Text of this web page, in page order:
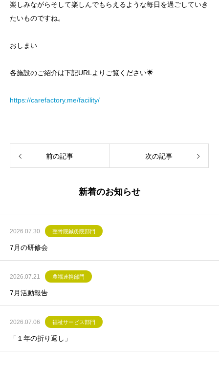
楽しみながらそして楽しんでもらえるような毎日を過ごしていき
たいものですね。
おしまい
各施設のご紹介は下記URLよりご覧ください🌟
https://carefactory.me/facility/
前の記事 次の記事
新着のお知らせ
2026.07.30 整骨院鍼灸院部門
7月の研修会
2026.07.21 農福連携部門
7月活動報告
2026.07.06 福祉サービス部門
「１年の折り返し」